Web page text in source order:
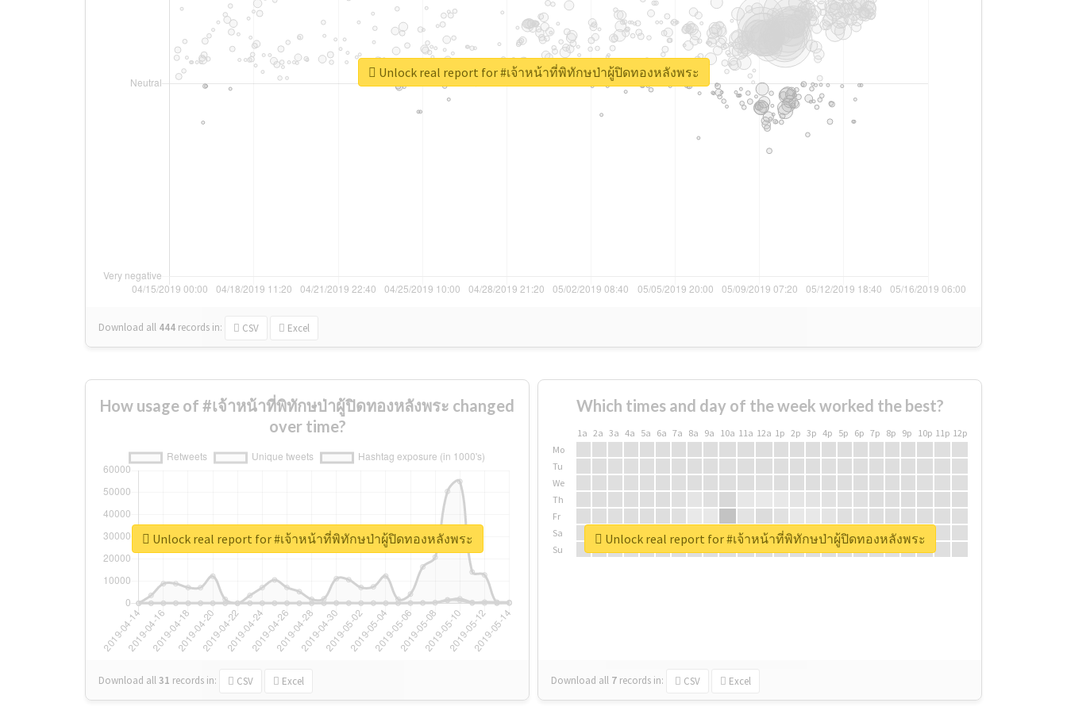
Download all 444 records in: CSV Excel
Unlock real report for #เจ้าหน้าที่พิทักษป่าผู้ปิดทองหลังพระ
How usage of #เจ้าหน้าที่พิทักษป่าผู้ปิดทองหลังพระ changed
over time?
Download all31 records in: CSV Excel
Unlock real report for #เจ้าหน้าที่พิทักษป่าผู้ปิดทองหลังพระ
Which times and day of the week worked the best?
1a 2a 3a 4a 5a 6a 7a 8a 9a 10a 11a 12a 1p 2p 3p 4p 5p 6p 7p 8p 9p 10p 11p 12p
Mo
Tu
We
Th
Fr
Sa
Su
Download all 7 records in: CSV Excel
Unlock real report for #เจ้าหน้าที่พิทักษป่าผู้ปิดทองหลังพระ